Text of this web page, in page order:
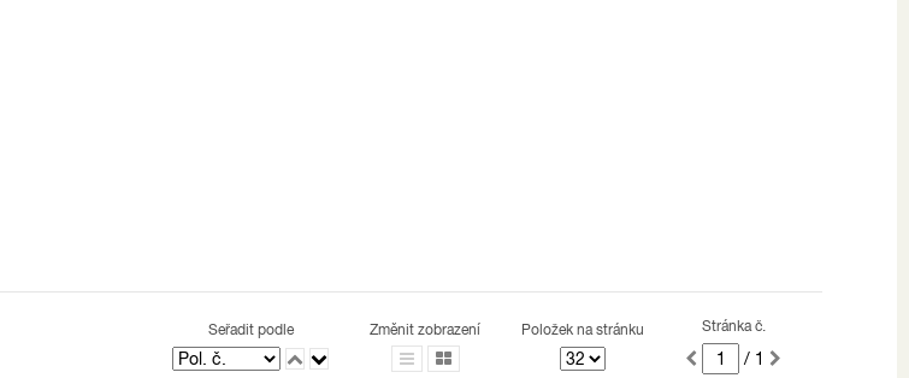
Seřadit podle Změnit zobrazení Položek na stránku Stránka č.
/ 1